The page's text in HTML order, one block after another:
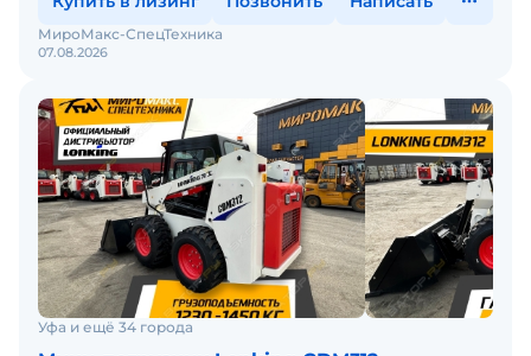
07.08.2026
МироМакс-СпецТехника
Уфа и ещё 34 города